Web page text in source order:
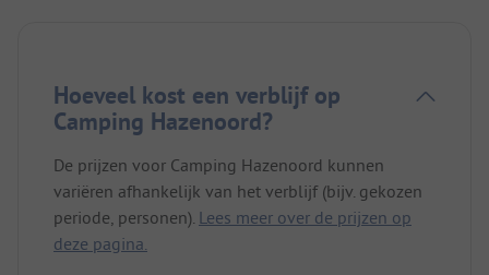
Hoeveel kost een verblijf op
Camping Hazenoord?
De prijzen voor Camping Hazenoord kunnen
variëren afhankelijk van het verblijf (bijv. gekozen
periode, personen). Lees meer over de prijzen op
deze pagina.